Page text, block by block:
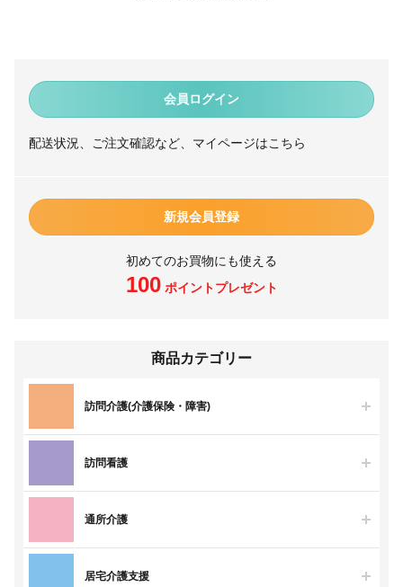
会員ログイン
配送状況、ご注文確認など、マイページはこちら
新規会員登録
初めてのお買物にも使える
100ポイントプレゼント
商品カテゴリー
訪問介護(介護保険・障害)
訪問看護
通所介護
居宅介護支援